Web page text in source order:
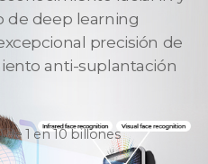
de deep learning
precisión de
anti-suplantación
de 1 en 10 billones